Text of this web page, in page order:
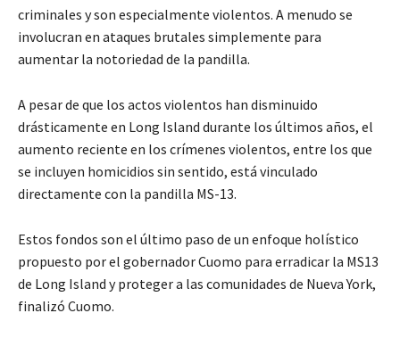
criminales y son especialmente violentos. A menudo se
involucran en ataques brutales simplemente para
aumentar la notoriedad de la pandilla.
A pesar de que los actos violentos han disminuido
drásticamente en Long Island durante los últimos años, el
aumento reciente en los crímenes violentos, entre los que
se incluyen homicidios sin sentido, está vinculado
directamente con la pandilla MS-13.
Estos fondos son el último paso de un enfoque holístico
propuesto por el gobernador Cuomo para erradicar la MS13
de Long Island y proteger a las comunidades de Nueva York,
finalizó Cuomo.